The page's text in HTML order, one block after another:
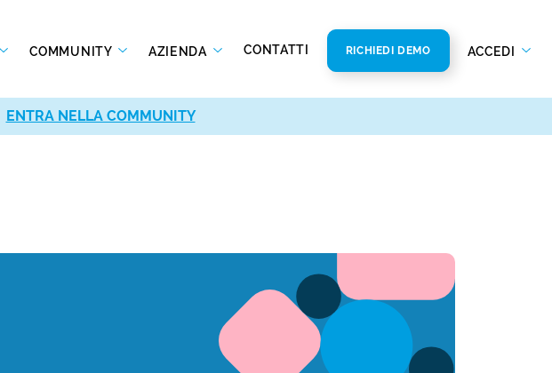
COMMUNITY AZIENDA CONTATTI RICHIEDI DEMO ACCEDI
ENTRA NELLA COMMUNITY